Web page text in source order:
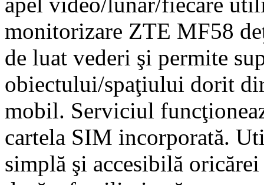
monitorizare ZTE MF58
de luat vederi şi permite
obiectului/spaţiului dorit
mobil. Serviciul
cartela SIM incorporată.
simplă şi accesibilă